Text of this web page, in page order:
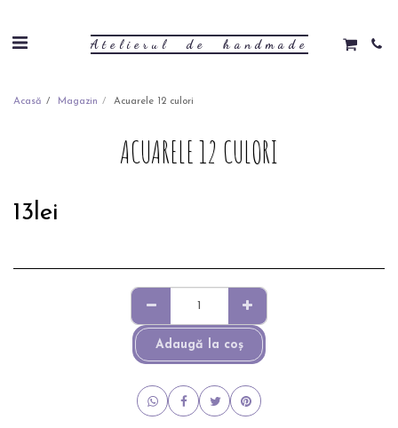
Atelierul de handmade
Acasă Magazin Acuarele 12 culori
ACUARELE 12 CULORI
13lei
Adaugă la coş